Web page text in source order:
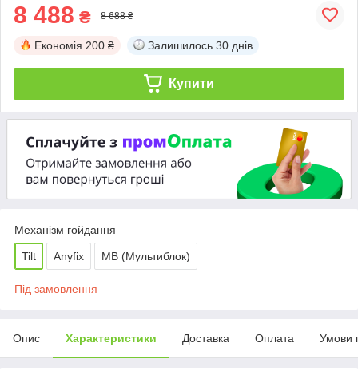
8 488 ₴ 8 688 ₴
Економія 200 ₴ Залишилось 30 днів
Купити
Механізм гойдання
Tilt Anyfix МВ (Мультиблок)
Під замовлення
Опис Характеристики Доставка Оплата Умови